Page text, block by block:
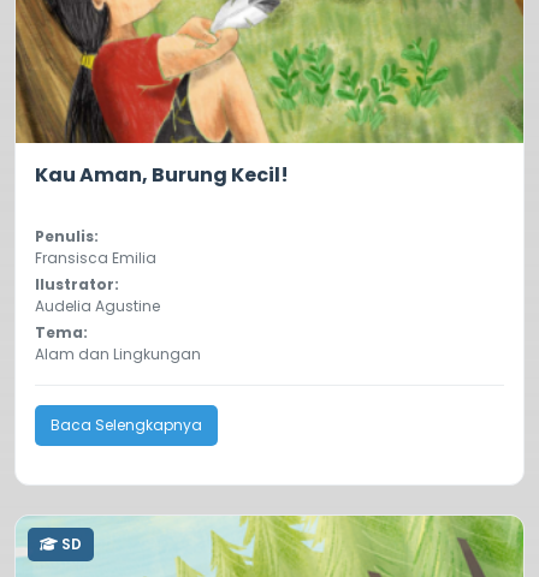
Kau Aman, Burung Kecil!
Penulis:
Fransisca Emilia
Ilustrator:
Audelia Agustine
Tema:
Alam dan Lingkungan
Baca Selengkapnya
SD